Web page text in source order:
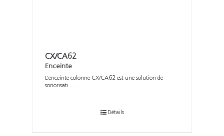
CX/CA62
Enceinte
L’enceinte colonne CX/CA62 est une solution de
sonorisati . . .
Détails